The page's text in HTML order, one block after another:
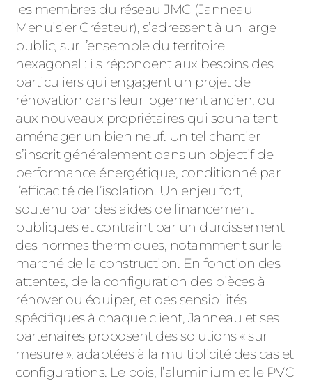
les membres du réseau JMC (Janneau
Menuisier Créateur), s’adressent à un large
public, sur l’ensemble du territoire
hexagonal : ils répondent aux besoins des
particuliers qui engagent un projet de
rénovation dans leur logement ancien, ou
aux nouveaux propriétaires qui souhaitent
aménager un bien neuf. Un tel chantier
s’inscrit généralement dans un objectif de
performance énergétique, conditionné par
l’efficacité de l’isolation. Un enjeu fort,
soutenu par des aides de financement
publiques et contraint par un durcissement
des normes thermiques, notamment sur le
marché de la construction. En fonction des
attentes, de la configuration des pièces à
rénover ou équiper, et des sensibilités
spécifiques à chaque client, Janneau et ses
partenaires proposent des solutions « sur
mesure », adaptées à la multiplicité des cas et
configurations. Le bois, l’aluminium et le PVC